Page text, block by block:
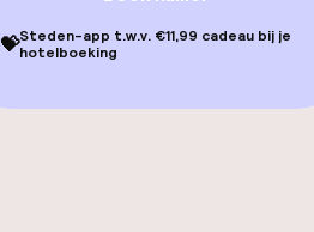
Terras
💝Steden-app t.w.v. €11,99 cadeau bij je
hotelboeking